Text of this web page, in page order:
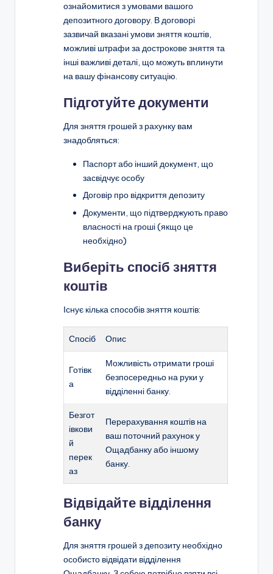
ознайомитися з умовами вашого
депозитного договору. В договорі
зазвичай вказані умови зняття коштів,
можливі штрафи за дострокове зняття та
інші важливі деталі, що можуть вплинути
на вашу фінансову ситуацію.
Підготуйте документи
Для зняття грошей з рахунку вам
знадобляться:
Паспорт або інший документ, що
засвідчує особу
Договір про відкриття депозиту
Документи, що підтверджують право
власності на гроші (якщо це
необхідно)
Виберіть спосіб зняття
коштів
Існує кілька способів зняття коштів:
Спосіб Опис
Готівк
а
Можливість отримати гроші
безпосередньо на руки у
відділенні банку.
Безгот
івкови
й
перек
аз
Перерахування коштів на
ваш поточний рахунок у
Ощадбанку або іншому
банку.
Відвідайте відділення
банку
Для зняття грошей з депозиту необхідно
особисто відвідати відділення